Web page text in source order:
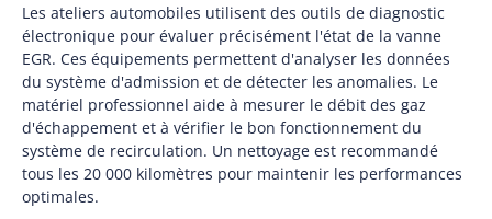
Les ateliers automobiles utilisent des outils de diagnostic
électronique pour évaluer précisément l'état de la vanne
EGR. Ces équipements permettent d'analyser les données
du système d'admission et de détecter les anomalies. Le
matériel professionnel aide à mesurer le débit des gaz
d'échappement et à vérifier le bon fonctionnement du
système de recirculation. Un nettoyage est recommandé
tous les 20 000 kilomètres pour maintenir les performances
optimales.